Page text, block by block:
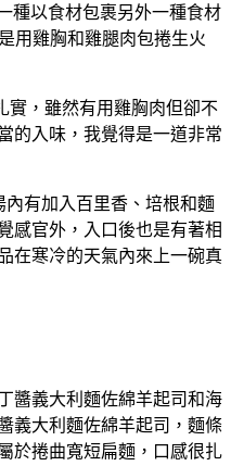
種以食材包裹另外一種食材
用雞胸和雞腿肉包捲生火
實，雖然有用雞胸肉但卻不
的入味，我覺得是一道非常
有加入百里香、培根和麵
感官外，入口後也是有著相
在寒冷的天氣內來上一碗真
醬義大利麵佐綿羊起司和海
義大利麵佐綿羊起司，麵條
於捲曲寬短扁麵，口感很扎